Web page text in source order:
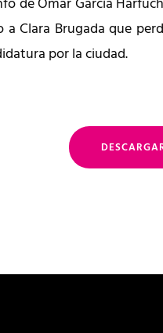
a Clara Brugada que
por la ciudad.